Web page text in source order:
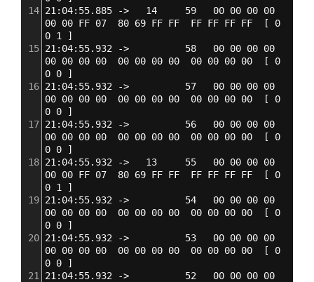
14 21:04:55.885 ->   14     59   00 00 00 00
00 00 FF 07  80 69 FF FF  FF FF FF FF
[
0
0 1
]
15 21:04:55.932 ->          58   00 00 00 00
00 00 00 00  00 00 00 00  00 00 00 00
[
0
0 0
]
16 21:04:55.932 ->          57   00 00 00 00
00 00 00 00  00 00 00 00  00 00 00 00
[
0
0 0
]
17 21:04:55.932 ->          56   00 00 00 00
00 00 00 00  00 00 00 00  00 00 00 00
[
0
0 0
]
18 21:04:55.932 ->   13     55   00 00 00 00
00 00 FF 07  80 69 FF FF  FF FF FF FF
[
0
0 1
]
19 21:04:55.932 ->          54   00 00 00 00
00 00 00 00  00 00 00 00  00 00 00 00
[
0
0 0
]
20 21:04:55.932 ->          53   00 00 00 00
00 00 00 00  00 00 00 00  00 00 00 00
[
0
0 0
]
21
21:04:55.932 ->          52   00 00 00 00